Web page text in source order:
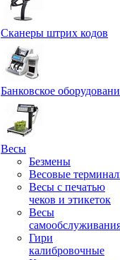
Сканеры штрих кодов
Банковское
Весы
Безмены
Весовые
Весы с печатью
чеков и этикеток
Весы
Гири
калибровочные